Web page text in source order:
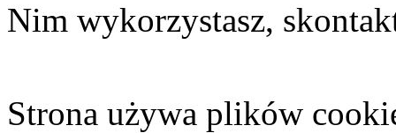
Nim wykorzystasz,
Strona używa plików